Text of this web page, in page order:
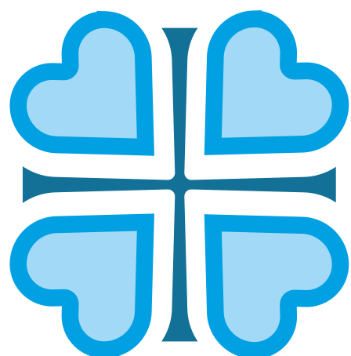
ПЕРЕВЕСТИ ДЕНЬГИ НА
БЛАГОТВОРИТЕЛЬНОСТЬ
Как перевести деньги на
благотворительность?
Перевести деньги на благотворительность
можно быстро и безопасно через сайт miloserdie-
privolgie.ru. На странице пожертвований вы
можете выбрать сумму, направление помощи и
удобный способ перевода — банковской картой,
онлайн-кошельком или по реквизитам. Каждый
перевод средств на благотворительность
направляется на конкретные нужды: покупку
Подписаться